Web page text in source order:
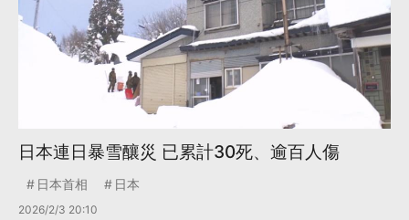
日本連日暴雪釀災 已累計30死、逾百人傷
日本首相 日本
2026/2/3 20:10